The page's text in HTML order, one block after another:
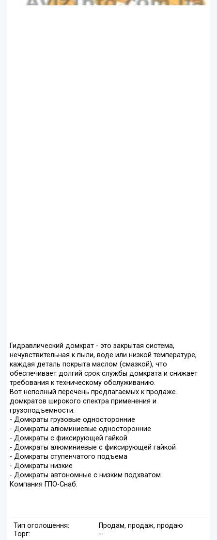
Гидравлический домкрат - это закрытая система,
нечувствительная к пыли, воде или низкой температуре,
каждая деталь покрыта маслом (смазкой), что
обеспечивает долгий срок службы домкрата и снижает
требования к техническому обслуживанию.
Вот неполный перечень предлагаемых к продаже
домкратов широкого спектра применения и
грузоподъемности:
- Домкраты грузовые односторонние
- Домкраты алюминиевые односторонние
- Домкраты с фиксирующей гайкой
- Домкраты алюминиевые с фиксирующей гайкой
- Домкраты ступенчатого подъема
- Домкраты низкие
- Домкраты автономные с низким подхватом
Компания ГПО-Снаб.
Тип оголошення:
Продам, продаж, продаю
Торг:
--